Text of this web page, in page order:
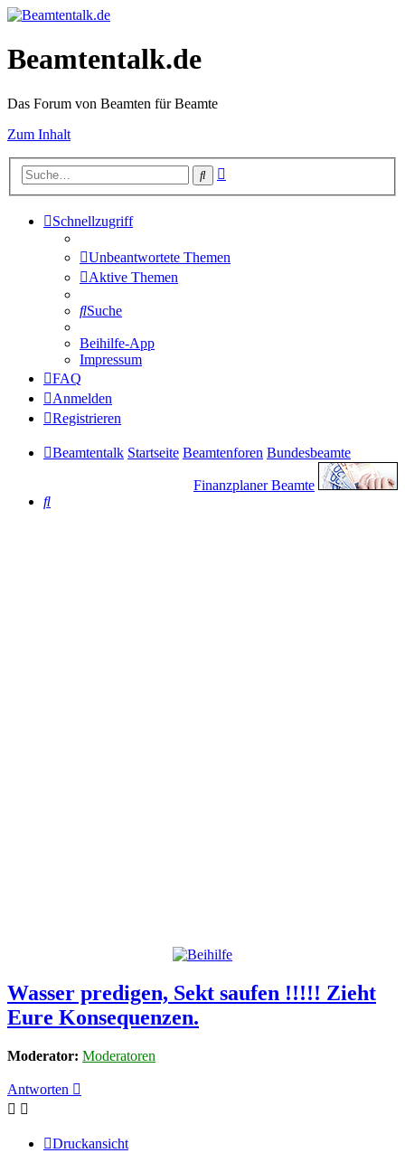
Beamtentalk.de
Das Forum von Beamten für Beamte
Zum Inhalt
Suche
Schnellzugriff
Unbeantwortete Themen
Aktive Themen
Suche
Beihilfe-App
Impressum
FAQ
Anmelden
Registrieren
Beamtentalk Startseite Beamtenforen Bundesbeamte
Finanzplaner Beamte
Suche
Wasser predigen, Sekt saufen !!!!! Zieht
Eure Konsequenzen.
Moderator: Moderatoren
Antworten
Druckansicht